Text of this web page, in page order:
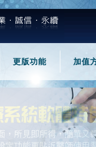
更版功能 加值